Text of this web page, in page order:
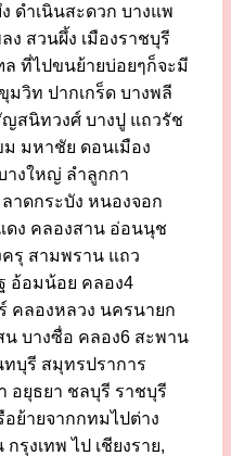
ำเนินสะดวก บางแพ
ง สวนผึ้ง เมืองราชบุรี
ที่ไปขนย้ายบ่อยๆก็จะมี
มวิท ปากเกร็ด บางพลี
สนิทวงศ์ บางปู แถวรัช
มหาชัย ดอนเมือง
างใหญ่ ลำลูกกา
าดกระบัง หนองจอก
ดง คลองสาน อ่อนนุช
รุ สามพราน แถว
อ้อมน้อย คลอง4
คลองหลวง นครนายก
บางซื่อ คลอง6 สะพาน
บุรี สมุทรปราการ
อยุธยา ชลบุรี ราชบุรี
ย้ายจากกทมไปต่าง
รุงเทพ ไป เชียงราย,